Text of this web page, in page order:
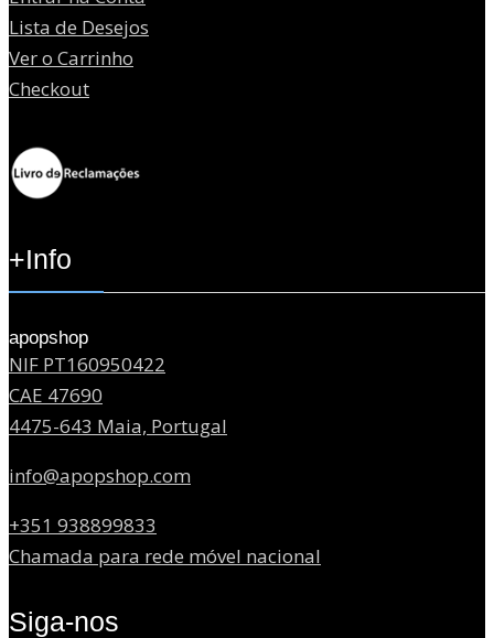
Lista de Desejos
Ver o Carrinho
Checkout
+Info
apopshop
NIF PT160950422
CAE 47690
4475-643 Maia, Portugal
info@apopshop.com
+351 938899833
Chamada para rede móvel nacional
Siga-nos